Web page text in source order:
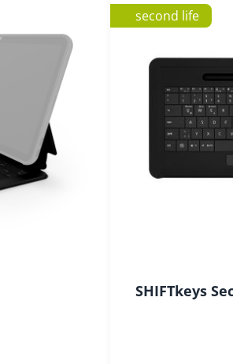
second life
SHIFTkeys